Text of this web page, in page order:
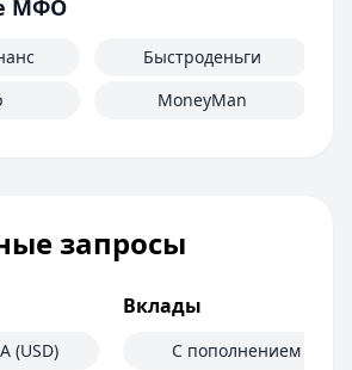
МФО
Быстроденьги
MoneyMan
запросы
(USD)
Вклады
С пополнением